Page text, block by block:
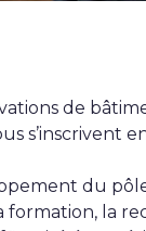
de
s’inscrivent
du
formation, la